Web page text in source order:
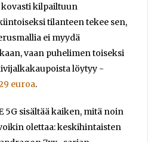
kovasti kilpailtuun
tilanteen tekee sen,
ei myydä
vaan puhelimen toiseksi
löytyy -
euroa.
5G sisältää kaiken, mitä noin
olettaa: keskihintaisten